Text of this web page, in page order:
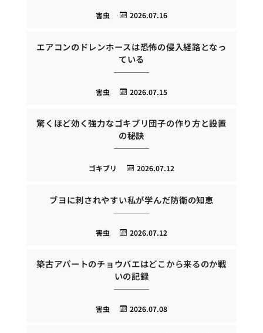
2026.07.16
害虫
エアコンのドレンホースは恐怖の侵入経路となっ
ている
2026.07.15
害虫
驚くほど効く強力なゴキブリ団子の作り方と設置
の秘訣
2026.07.12
ゴキブリ
ブヨに刺されやすい私が学んだ防衛の知恵
2026.07.12
害虫
築古アパートのチョウバエはどこから来るのか戦
いの記録
2026.07.08
害虫